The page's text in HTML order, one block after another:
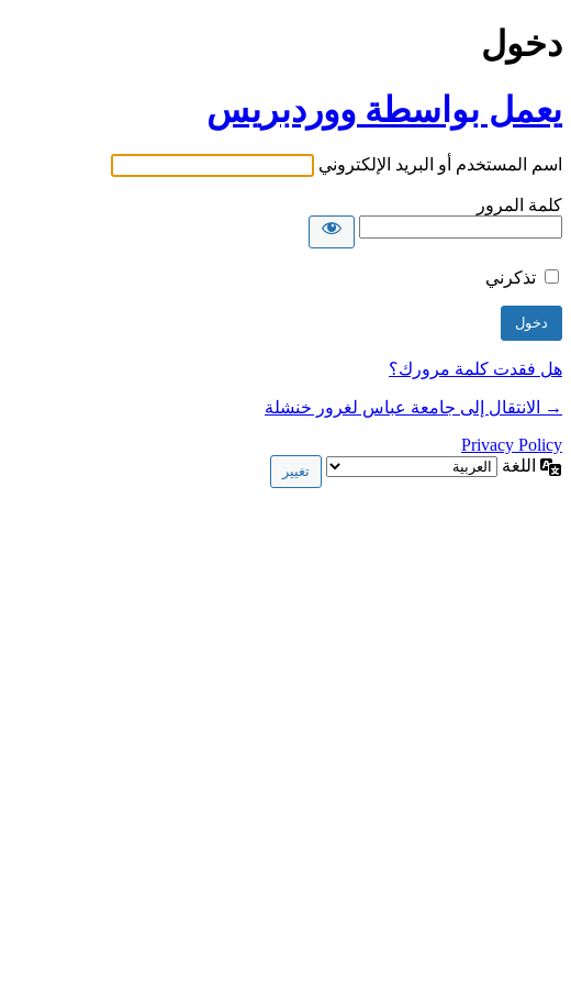
دخول
يعمل بواسطة ووردبريس
اسم المستخدم أو البريد الإلكتروني
كلمة المرور
تذكرني
هل فقدت كلمة مرورك؟
→ الانتقال إلى جامعة عباس لغرور خنشلة
Privacy Policy
اللغة